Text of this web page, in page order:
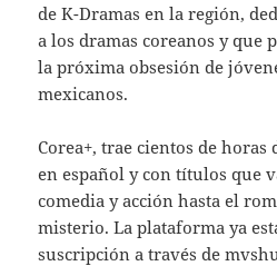
de K-Dramas en la región,
a los dramas coreanos y que
la próxima obsesión de
mexicanos.
Corea+, trae cientos de
en español y con títulos que
comedia y acción hasta el
misterio. La plataforma ya
suscripción a través de